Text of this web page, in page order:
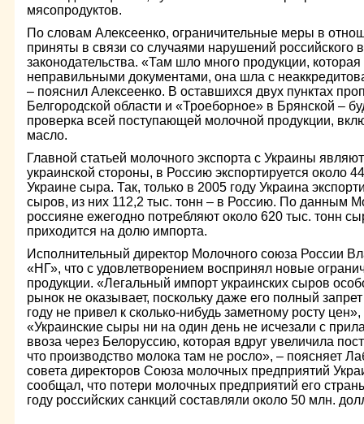
мясопродуктов.
По словам Алексеенко, ограничительные меры в
приняты в связи со случаями нарушений российского
законодательства. «Там шло много продукции,
неправильными документами, она шла с
– пояснил Алексеенко. В оставшихся двух пунктах
Белгородской области и «Троеборное» в Брянской –
проверка всей поступающей молочной продукции,
масло.
Главной статьей молочного экспорта с Украины
украинской стороны, в Россию экспортируется около
Украине сыра. Так, только в 2005 году Украина
сыров, из них 112,2 тыс. тонн – в Россию. По данным
россияне ежегодно потребляют около 620 тыс. тонн
приходится на долю импорта.
Исполнительный директор Молочного союза России
«НГ», что с удовлетворением воспринял новые
продукции. «Легальный импорт украинских сыров
рынок не оказывает, поскольку даже его полный
году не привел к сколько-нибудь заметному росту
«Украинские сыры ни на один день не исчезали с
ввоза через Белоруссию, которая вдруг увеличила
что производство молока там не росло», – поясняет
совета директоров Союза молочных предприятий
сообщал, что потери молочных предприятий его
году российских санкций составляли около 50 млн.